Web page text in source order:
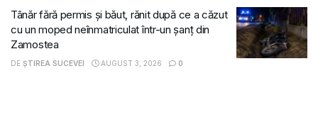
Tânăr fără permis și băut, rănit după ce a căzut
cu un moped neînmatriculat într-un șanț din
Zamostea
DE ȘTIREA SUCEVEI AUGUST 3, 2026 0